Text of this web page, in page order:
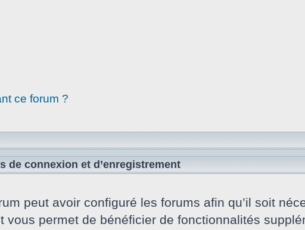
ce forum ?
de connexion et d’enregistrement
peut avoir configuré les forums afin qu’il soit
vous permet de bénéficier de fonctionnalités